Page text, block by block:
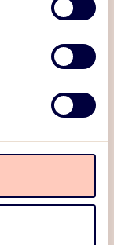
Lue juttu